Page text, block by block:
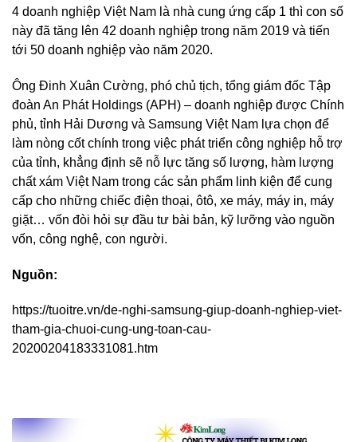
4 doanh nghiệp Việt Nam là nhà cung ứng cấp 1 thì con số
này đã tăng lên 42 doanh nghiệp trong năm 2019 và tiến
tới 50 doanh nghiệp vào năm 2020.
Ông Đinh Xuân Cường, phó chủ tịch, tổng giám đốc Tập
đoàn An Phát Holdings (APH) – doanh nghiệp được Chính
phủ, tỉnh Hải Dương và Samsung Việt Nam lựa chọn để
làm nòng cốt chính trong việc phát triển công nghiệp hỗ trợ
của tỉnh, khẳng định sẽ nỗ lực tăng số lượng, hàm lượng
chất xám Việt Nam trong các sản phẩm linh kiện để cung
cấp cho những chiếc điện thoại, ôtô, xe máy, máy in, máy
giặt… vốn đòi hỏi sự đầu tư bài bản, kỹ lưỡng vào nguồn
vốn, công nghệ, con người.
Nguồn:
https://tuoitre.vn/de-nghi-samsung-giup-doanh-nghiep-viet-
tham-gia-chuoi-cung-ung-toan-cau-
20200204183331081.htm